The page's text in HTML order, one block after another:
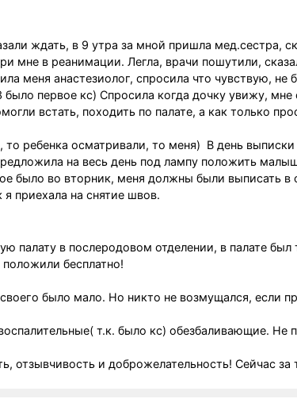
ждать, в 9 утра за мной пришла мед.сестра,
мне в реанимации. Легла, врачи пошутили,
меня анастезиолог, спросила что чувствую, не
первое кс) Спросила когда дочку увижу, мне
встать, походить по палате, а как только
ребенка осматривали, то меня) В день выписки
на весь день под лампу положить
было во вторник, меня должны были выписать в
приехала на снятие швов.
палату в послеродовом отделении, в палате был
положили бесплатно!
было мало. Но никто не возмущался, если
т.к. было кс) обезбаливающие. Не
отзывчивость и доброжелательность! Сейчас за